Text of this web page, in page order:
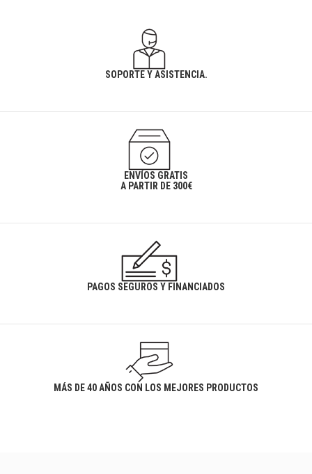
SOPORTE Y ASISTENCIA.
ENVÍOS GRATIS
A PARTIR DE 300€
PAGOS SEGUROS Y FINANCIADOS
MÁS DE 40 AÑOS CON LOS MEJORES PRODUCTOS